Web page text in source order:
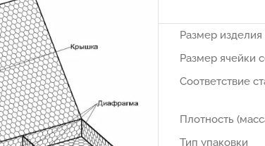
Отдел продаж
Размер
Размер ячейки
Соответствие
Плотность
Тип упаковки